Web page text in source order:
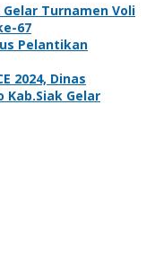
Turnamen Voli
67
Pelantikan
2024, Dinas
Gelar